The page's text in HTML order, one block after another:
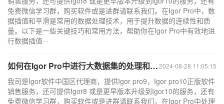
免费微信学习群，购买软件或是进群请联系我们。在Igor Pro中，数
据插值和平滑是常用的数据处理技术，用于提升数据的连续性和质
量。以下是一些关键技巧和常用方法，帮助你在Igor Pro中有效地进
行数据插值···
2024-08-28 11:05:15
如何在Igor Pro中进行大数据集的处理和分析
我司是Igor软件中国区代理商，提供Igor pro9，Igor pro10正版软件
销售服务，还可提供Igor8 或是更早版本升级到Igor10的服务，还有
免费微信学习群，购买软件或是进群请联系我们。在Igor Pro中处理